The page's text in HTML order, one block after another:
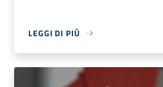
LEGGI DI PIÙ